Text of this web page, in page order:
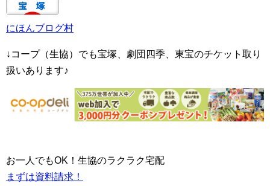
にほんブログ村
↓コープ（生協）でも宝塚、劇団四季、東宝のチケット取り
扱いあります♪
お一人でもOK！生協のラクラク宅配
まずは資料請求！